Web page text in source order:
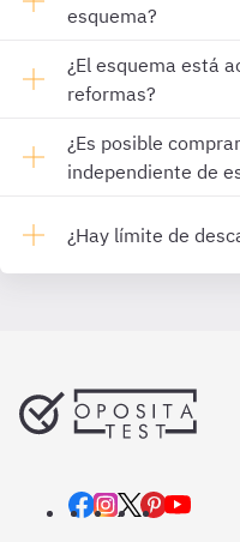
esquema?
¿El esquema está
reformas?
¿Es posible
independiente de
¿Hay límite de